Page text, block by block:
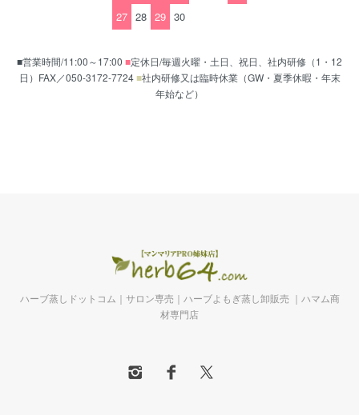
27 28 29 30
■営業時間/11:00～17:00 ■定休日/毎週火曜・土日、祝日、社内研修（1・12
日）FAX／050-3172-7724■社内研修又は臨時休業（GW・夏季休暇・年末
年始など）
ハーブ蒸しドットコム｜サロン専売｜ハーブよもぎ蒸し卸販売 ｜ハマム商
材専門店